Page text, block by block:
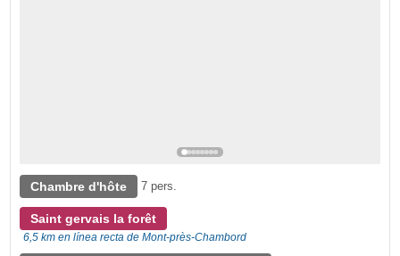
Chambre d'hôte 7 pers.
Saint gervais la forêt
6,5 km en línea recta de Mont-près-Chambord